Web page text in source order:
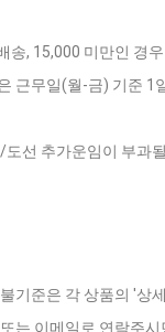
송, 15,000 미만인 경
근무일(월-금) 기준
선 추가운임이 부과
기준은 각 상품의 '상
는 이메일로 연락주